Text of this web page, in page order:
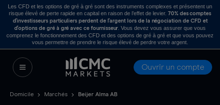
Les CFD et les options de gré à gré sont des instruments complexes et présentent un
risque élevé de perte rapide en capital en raison de l’effet de levier. 70% des comptes
d’investisseurs particuliers perdent de l’argent lors de la négociation de CFD et
d’options de gré à gré avec ce fournisseur . Vous devez vous assurer que vous
comprenez le fonctionnement des CFD et des options de gré à gré et que vous pouvez
vous permettre de prendre le risque élevé de perdre votre argent.
Ouvrir un compte
Domicile Marchés Beijer Alma AB